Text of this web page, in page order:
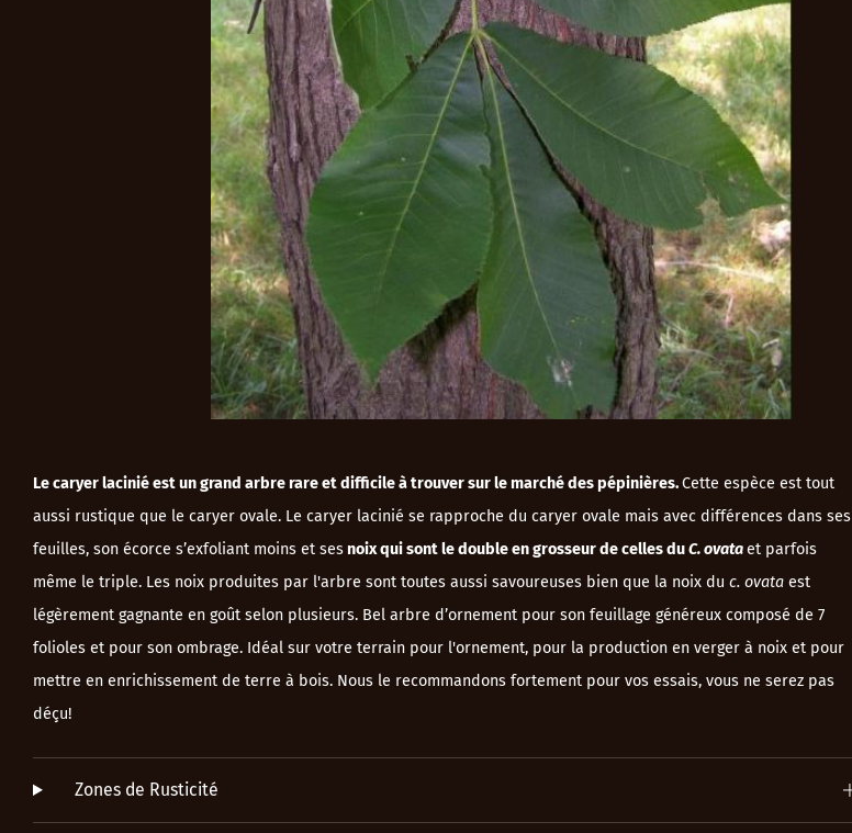
Le caryer lacinié est un grand arbre rare et difficile à trouver sur le marché des pépinières.Cette espèce est tout
aussi rustique que le caryer ovale. Le caryer lacinié se rapproche du caryer ovale mais avec différences dans ses
feuilles, son écorce s’exfoliant moins et sesnoix qui sont le double en grosseur de celles duC. ovataet parfois
même le triple. Les noix produites par l'arbre sont toutes aussi savoureuses bien que la noix du c. ovata est
légèrement gagnante en goût selon plusieurs. Bel arbre d’ornement pour son feuillage généreux composé de 7
folioles et pour son ombrage. Idéal sur votre terrain pour l'ornement, pour la production en verger à noix et pour
mettre en enrichissement de terre à bois. Nous le recommandons fortement pour vos essais, vous ne serez pas
déçu!
Zones de Rusticité